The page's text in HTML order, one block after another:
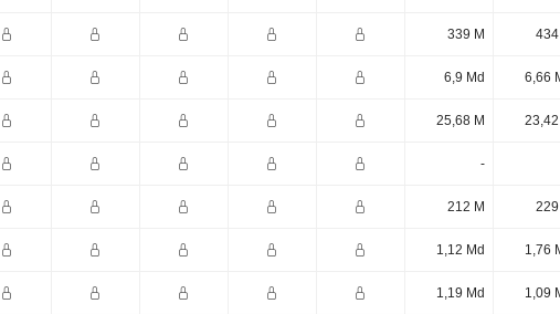
339 M 434
6,9 Md 6,66
25,68 M 23,42
-
212 M 229
1,12 Md 1,76
1,19 Md 1,09